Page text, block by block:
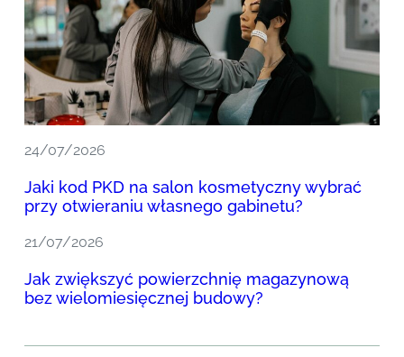
24/07/2026
Jaki kod PKD na salon kosmetyczny wybrać
przy otwieraniu własnego gabinetu?
21/07/2026
Jak zwiększyć powierzchnię magazynową
bez wielomiesięcznej budowy?